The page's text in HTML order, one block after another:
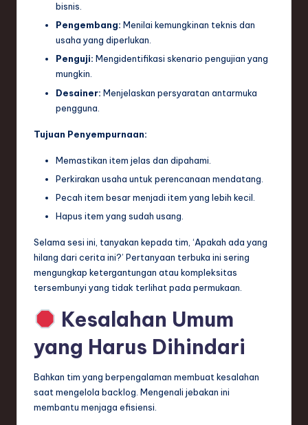
bisnis.
Pengembang: Menilai kemungkinan teknis dan
usaha yang diperlukan.
Penguji: Mengidentifikasi skenario pengujian yang
mungkin.
Desainer: Menjelaskan persyaratan antarmuka
pengguna.
Tujuan Penyempurnaan:
Memastikan item jelas dan dipahami.
Perkirakan usaha untuk perencanaan mendatang.
Pecah item besar menjadi item yang lebih kecil.
Hapus item yang sudah usang.
Selama sesi ini, tanyakan kepada tim, ‘Apakah ada yang
hilang dari cerita ini?’ Pertanyaan terbuka ini sering
mengungkap ketergantungan atau kompleksitas
tersembunyi yang tidak terlihat pada permukaan.
Kesalahan Umum
yang Harus Dihindari
Bahkan tim yang berpengalaman membuat kesalahan
saat mengelola backlog. Mengenali jebakan ini
membantu menjaga efisiensi.